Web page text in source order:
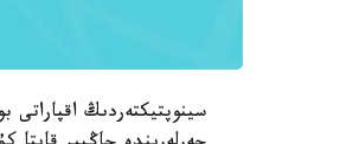
سينوپتيكتەردىڭ